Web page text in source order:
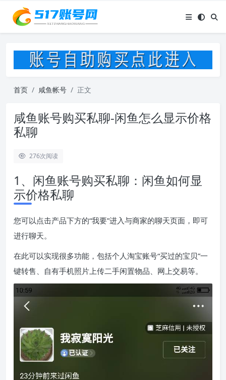
首页 咸鱼帐号 正文
咸鱼账号购买私聊-闲鱼怎么显示价格
私聊
276次阅读
1、闲鱼账号购买私聊：闲鱼如何显
示价格私聊
您可以点击产品下方的“我要”进入与商家的聊天页面，即可
进行聊天。
在此可以实现很多功能，包括个人淘宝账号“买过的宝贝”一
键转售、自有手机照片上传二手闲置物品、网上交易等。